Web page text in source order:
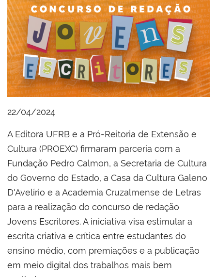
22/04/2024
A Editora UFRB e a Pró-Reitoria de Extensão e
Cultura (PROEXC) firmaram parceria com a
Fundação Pedro Calmon, a Secretaria de Cultura
do Governo do Estado, a Casa da Cultura Galeno
D'Avelírio e a Academia Cruzalmense de Letras
para a realização do concurso de redação
Jovens Escritores. A iniciativa visa estimular a
escrita criativa e crítica entre estudantes do
ensino médio, com premiações e a publicação
em meio digital dos trabalhos mais bem